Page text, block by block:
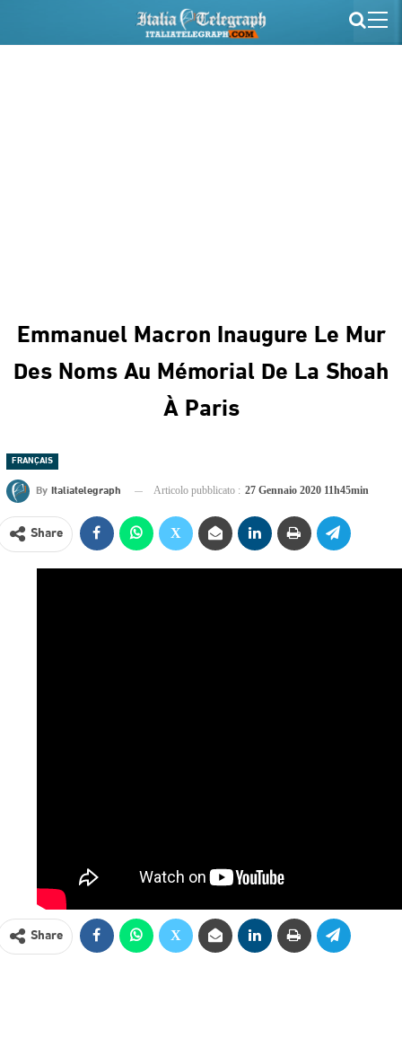
Emmanuel Macron Inaugure Le Mur
Des Noms Au Mémorial De La Shoah
À Paris
FRANÇAIS
By Italiatelegraph Articolo pubblicato : 27 Gennaio 2020 11h45min
Share
Share